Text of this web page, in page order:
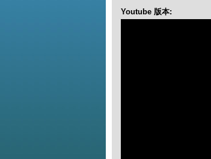
Youtube 版本: